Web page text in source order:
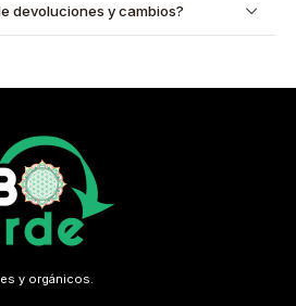
devoluciones y cambios?
y orgánicos.